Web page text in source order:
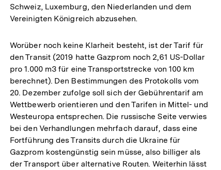
Schweiz, Luxemburg, den Niederlanden und dem
Vereinigten Königreich abzusehen.
Worüber noch keine Klarheit besteht, ist der Tarif für
den Transit (2019 hatte Gazprom noch 2,61 US-Dollar
pro 1.000 m3 für eine Transportstrecke von 100 km
berechnet). Den Bestimmungen des Protokolls vom
20. Dezember zufolge soll sich der Gebührentarif am
Wettbewerb orientieren und den Tarifen in Mittel- und
Westeuropa entsprechen. Die russische Seite verwies
bei den Verhandlungen mehrfach darauf, dass eine
Fortführung des Transits durch die Ukraine für
Gazprom kostengünstig sein müsse, also billiger als
der Transport über alternative Routen. Weiterhin lässt